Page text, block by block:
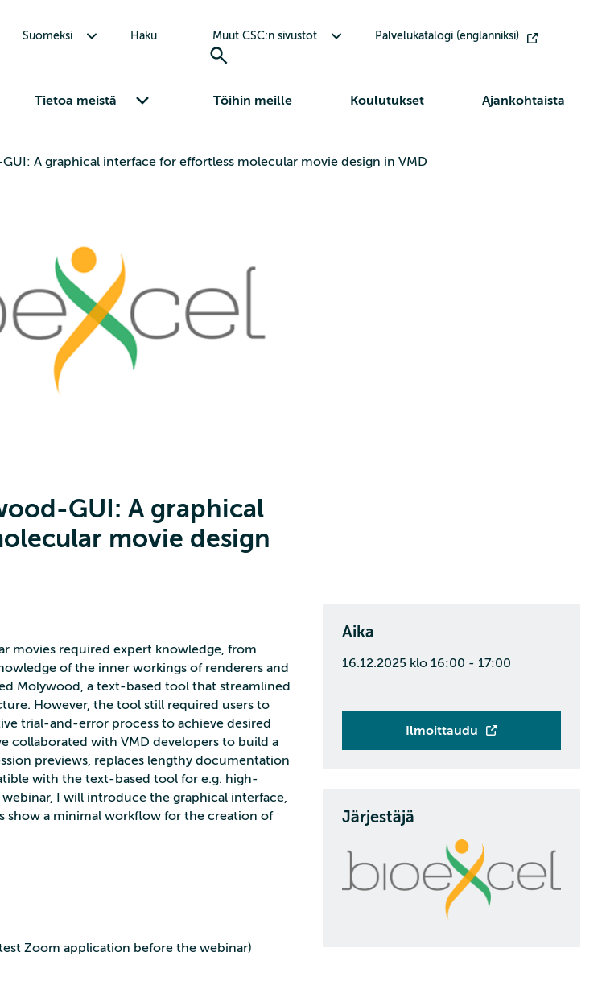
Suomeksi Haku Muut CSC:n sivustot Palvelukatalogi (englanniksi)
Tietoa meistä Töihin meille Koulutukset Ajankohtaista
A graphical interface for effortless molecular movie design in VMD
GUI: A graphical
movie design
movies required expert knowledge, from
of the inner workings of renderers and
Molywood, a text-based tool that streamlined
However, the tool still required users to
trial-and-error process to achieve desired
collaborated with VMD developers to build a
previews, replaces lengthy documentation
with the text-based tool for e.g. high-
I will introduce the graphical interface,
show a minimal workflow for the creation of
Zoom application before the webinar)
Aika
16.12.2025 klo 16:00 - 17:00
Ilmoittaudu
Järjestäjä